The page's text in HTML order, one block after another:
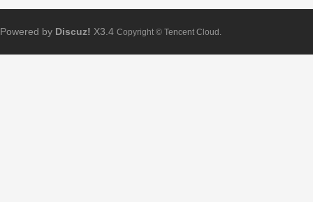
Powered by Discuz! X3.4 Copyright © Tencent Cloud.